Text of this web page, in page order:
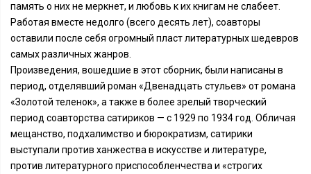
память о них не меркнет, и любовь к их книгам не слабеет.
Работая вместе недолго (всего десять лет), соавторы
оставили после себя огромный пласт литературных шедевров
самых различных жанров.
Произведения, вошедшие в этот сборник, были написаны в
период, отделявший роман «Двенадцать стульев» от романа
«Золотой теленок», а также в более зрелый творческий
период соавторства сатириков — с 1929 по 1934 год. Обличая
мещанство, подхалимство и бюрократизм, сатирики
выступали против ханжества в искусстве и литературе,
против литературного приспособленчества и «строгих